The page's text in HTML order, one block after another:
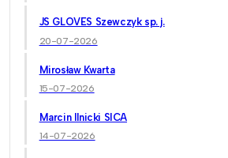
JS GLOVES Szewczyk sp. j.
20-07-2026
Mirosław Kwarta
15-07-2026
Marcin Ilnicki SICA
14-07-2026